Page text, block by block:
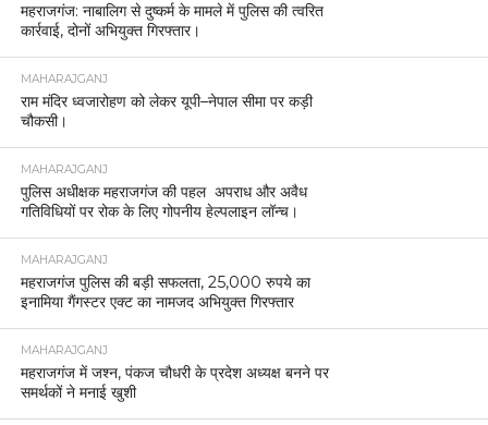
महराजगंज: नाबालिग से दुष्कर्म के मामले में पुलिस की त्वरित
कार्रवाई, दोनों अभियुक्त गिरफ्तार।
MAHARAJGANJ
राम मंदिर ध्वजारोहण को लेकर यूपी–नेपाल सीमा पर कड़ी
चौकसी।
MAHARAJGANJ
पुलिस अधीक्षक महराजगंज की पहल अपराध और अवैध
गतिविधियों पर रोक के लिए गोपनीय हेल्पलाइन लॉन्च।
MAHARAJGANJ
महराजगंज पुलिस की बड़ी सफलता, 25,000 रुपये का
इनामिया गैंगस्टर एक्ट का नामजद अभियुक्त गिरफ्तार
MAHARAJGANJ
महराजगंज में जश्न, पंकज चौधरी के प्रदेश अध्यक्ष बनने पर
समर्थकों ने मनाई खुशी